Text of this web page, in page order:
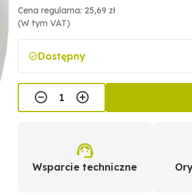
Cena regularna: 25,69 zł
(W tym VAT)
Dostępny
Wsparcie techniczne